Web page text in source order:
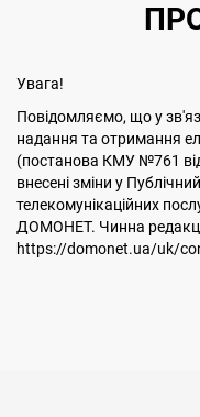
Увага!
Повідомляємо, що у
надання та отримання
(постанова КМУ №761
внесені зміни у
телекомунікаційних
ДОМОНЕТ. Чинна
https://domonet.ua/uk/